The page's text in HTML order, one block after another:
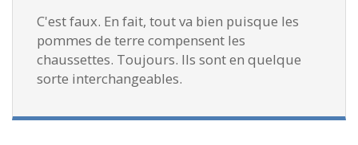
C'est faux. En fait, tout va bien puisque les
pommes de terre compensent les
chaussettes. Toujours. Ils sont en quelque
sorte interchangeables.